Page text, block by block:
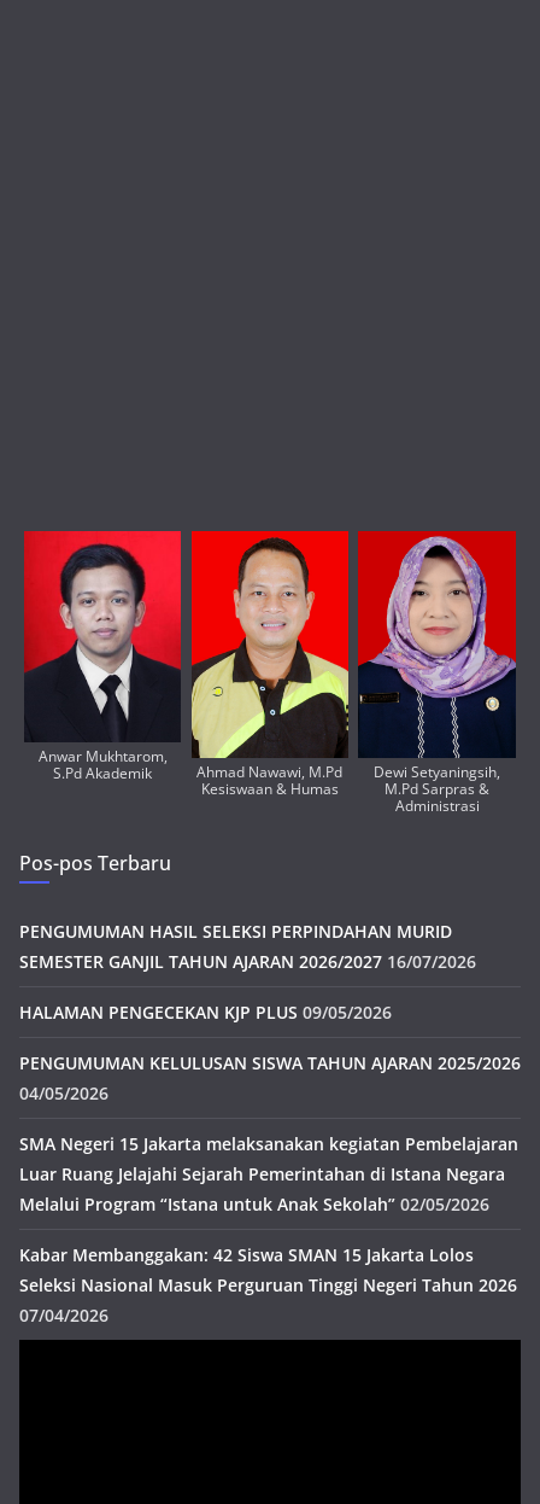
Anwar Mukhtarom,
S.Pd Akademik
Ahmad Nawawi, M.Pd
Kesiswaan & Humas
Dewi Setyaningsih,
M.Pd Sarpras &
Administrasi
Pos-pos Terbaru
PENGUMUMAN HASIL SELEKSI PERPINDAHAN MURID
SEMESTER GANJIL TAHUN AJARAN 2026/2027 16/07/2026
HALAMAN PENGECEKAN KJP PLUS 09/05/2026
PENGUMUMAN KELULUSAN SISWA TAHUN AJARAN 2025/2026
04/05/2026
SMA Negeri 15 Jakarta melaksanakan kegiatan Pembelajaran
Luar Ruang Jelajahi Sejarah Pemerintahan di Istana Negara
Melalui Program “Istana untuk Anak Sekolah” 02/05/2026
Kabar Membanggakan: 42 Siswa SMAN 15 Jakarta Lolos
Seleksi Nasional Masuk Perguruan Tinggi Negeri Tahun 2026
07/04/2026